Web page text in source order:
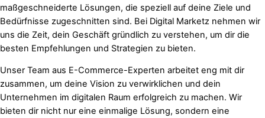
maßgeschneiderte Lösungen, die speziell auf deine Ziele und
Bedürfnisse zugeschnitten sind. Bei Digital Marketz nehmen wir
uns die Zeit, dein Geschäft gründlich zu verstehen, um dir die
besten Empfehlungen und Strategien zu bieten.
Unser Team aus E-Commerce-Experten arbeitet eng mit dir
zusammen, um deine Vision zu verwirklichen und dein
Unternehmen im digitalen Raum erfolgreich zu machen. Wir
bieten dir nicht nur eine einmalige Lösung, sondern eine